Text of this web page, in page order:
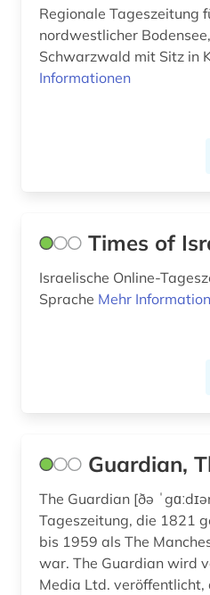
frankreich (11)
galloromanistik (2)
gelnhausen (1)
Regionale Tageszeitung
nordwestlicher
Schwarzwald mit Sitz in
Informationen
Times of
Israelische Online-
Sprache Mehr
Guardian,
The Guardian [ðə
Tageszeitung, die 1821
bis 1959 als The
war. The Guardian wird
Media Ltd. veröffentlicht,